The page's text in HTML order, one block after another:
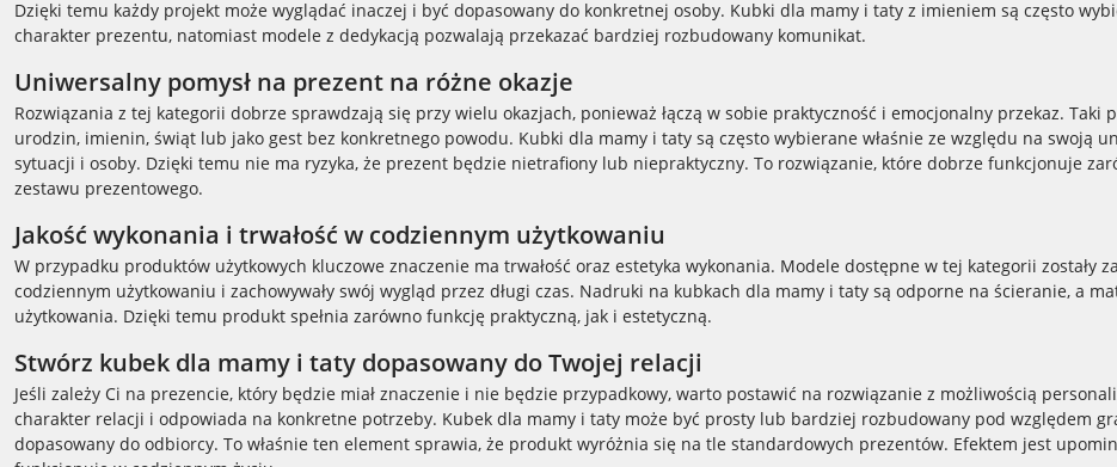
Dzięki temu każdy projekt może wyglądać inaczej i być dopasowany do konkretnej osoby. Kubki dla mamy i taty z imieniem są często
charakter prezentu, natomiast modele z dedykacją pozwalają przekazać bardziej rozbudowany komunikat.
Uniwersalny pomysł na prezent na różne okazje
Rozwiązania z tej kategorii dobrze sprawdzają się przy wielu okazjach, ponieważ łączą w sobie praktyczność i emocjonalny przekaz. Taki
urodzin, imienin, świąt lub jako gest bez konkretnego powodu. Kubki dla mamy i taty są często wybierane właśnie ze względu na swoją
sytuacji i osoby. Dzięki temu nie ma ryzyka, że prezent będzie nietrafiony lub niepraktyczny. To rozwiązanie, które dobrze funkcjonuje
zestawu prezentowego.
Jakość wykonania i trwałość w codziennym użytkowaniu
W przypadku produktów użytkowych kluczowe znaczenie ma trwałość oraz estetyka wykonania. Modele dostępne w tej kategorii zostały
codziennym użytkowaniu i zachowywały swój wygląd przez długi czas. Nadruki na kubkach dla mamy i taty są odporne na ścieranie, a
użytkowania. Dzięki temu produkt spełnia zarówno funkcję praktyczną, jak i estetyczną.
Stwórz kubek dla mamy i taty dopasowany do Twojej relacji
Jeśli zależy Ci na prezencie, który będzie miał znaczenie i nie będzie przypadkowy, warto postawić na rozwiązanie z możliwością
charakter relacji i odpowiada na konkretne potrzeby. Kubek dla mamy i taty może być prosty lub bardziej rozbudowany pod względem
dopasowany do odbiorcy. To właśnie ten element sprawia, że produkt wyróżnia się na tle standardowych prezentów. Efektem jest